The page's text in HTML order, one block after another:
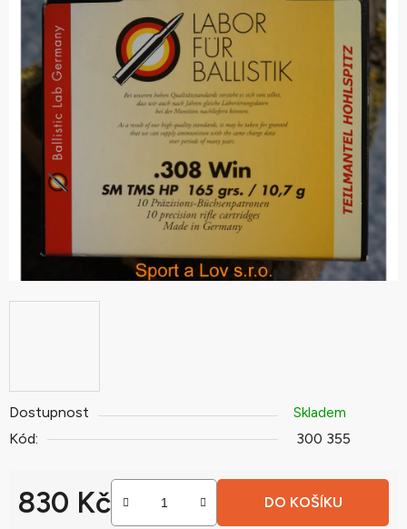
Dostupnost
Skladem
Kód:
300 355
830 Kč DO KOŠÍKU
hvězdiček.